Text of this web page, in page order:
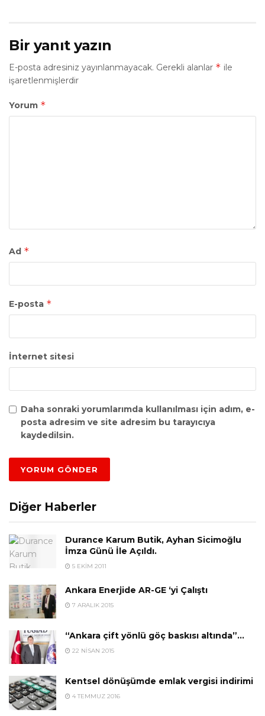
Bir yanıt yazın
E-posta adresiniz yayınlanmayacak. Gerekli alanlar * ile
işaretlenmişlerdir
Yorum *
Ad *
E-posta *
İnternet sitesi
Daha sonraki yorumlarımda kullanılması için adım, e-
posta adresim ve site adresim bu tarayıcıya
kaydedilsin.
Diğer Haberler
Durance Karum Butik, Ayhan Sicimoğlu
İmza Günü İle Açıldı.
5 EKIM 2011
Ankara Enerjide AR-GE ‘yi Çalıştı
7 ARALIK 2015
“Ankara çift yönlü göç baskısı altında”…
22 NISAN 2015
Kentsel dönüşümde emlak vergisi indirimi
4 TEMMUZ 2016